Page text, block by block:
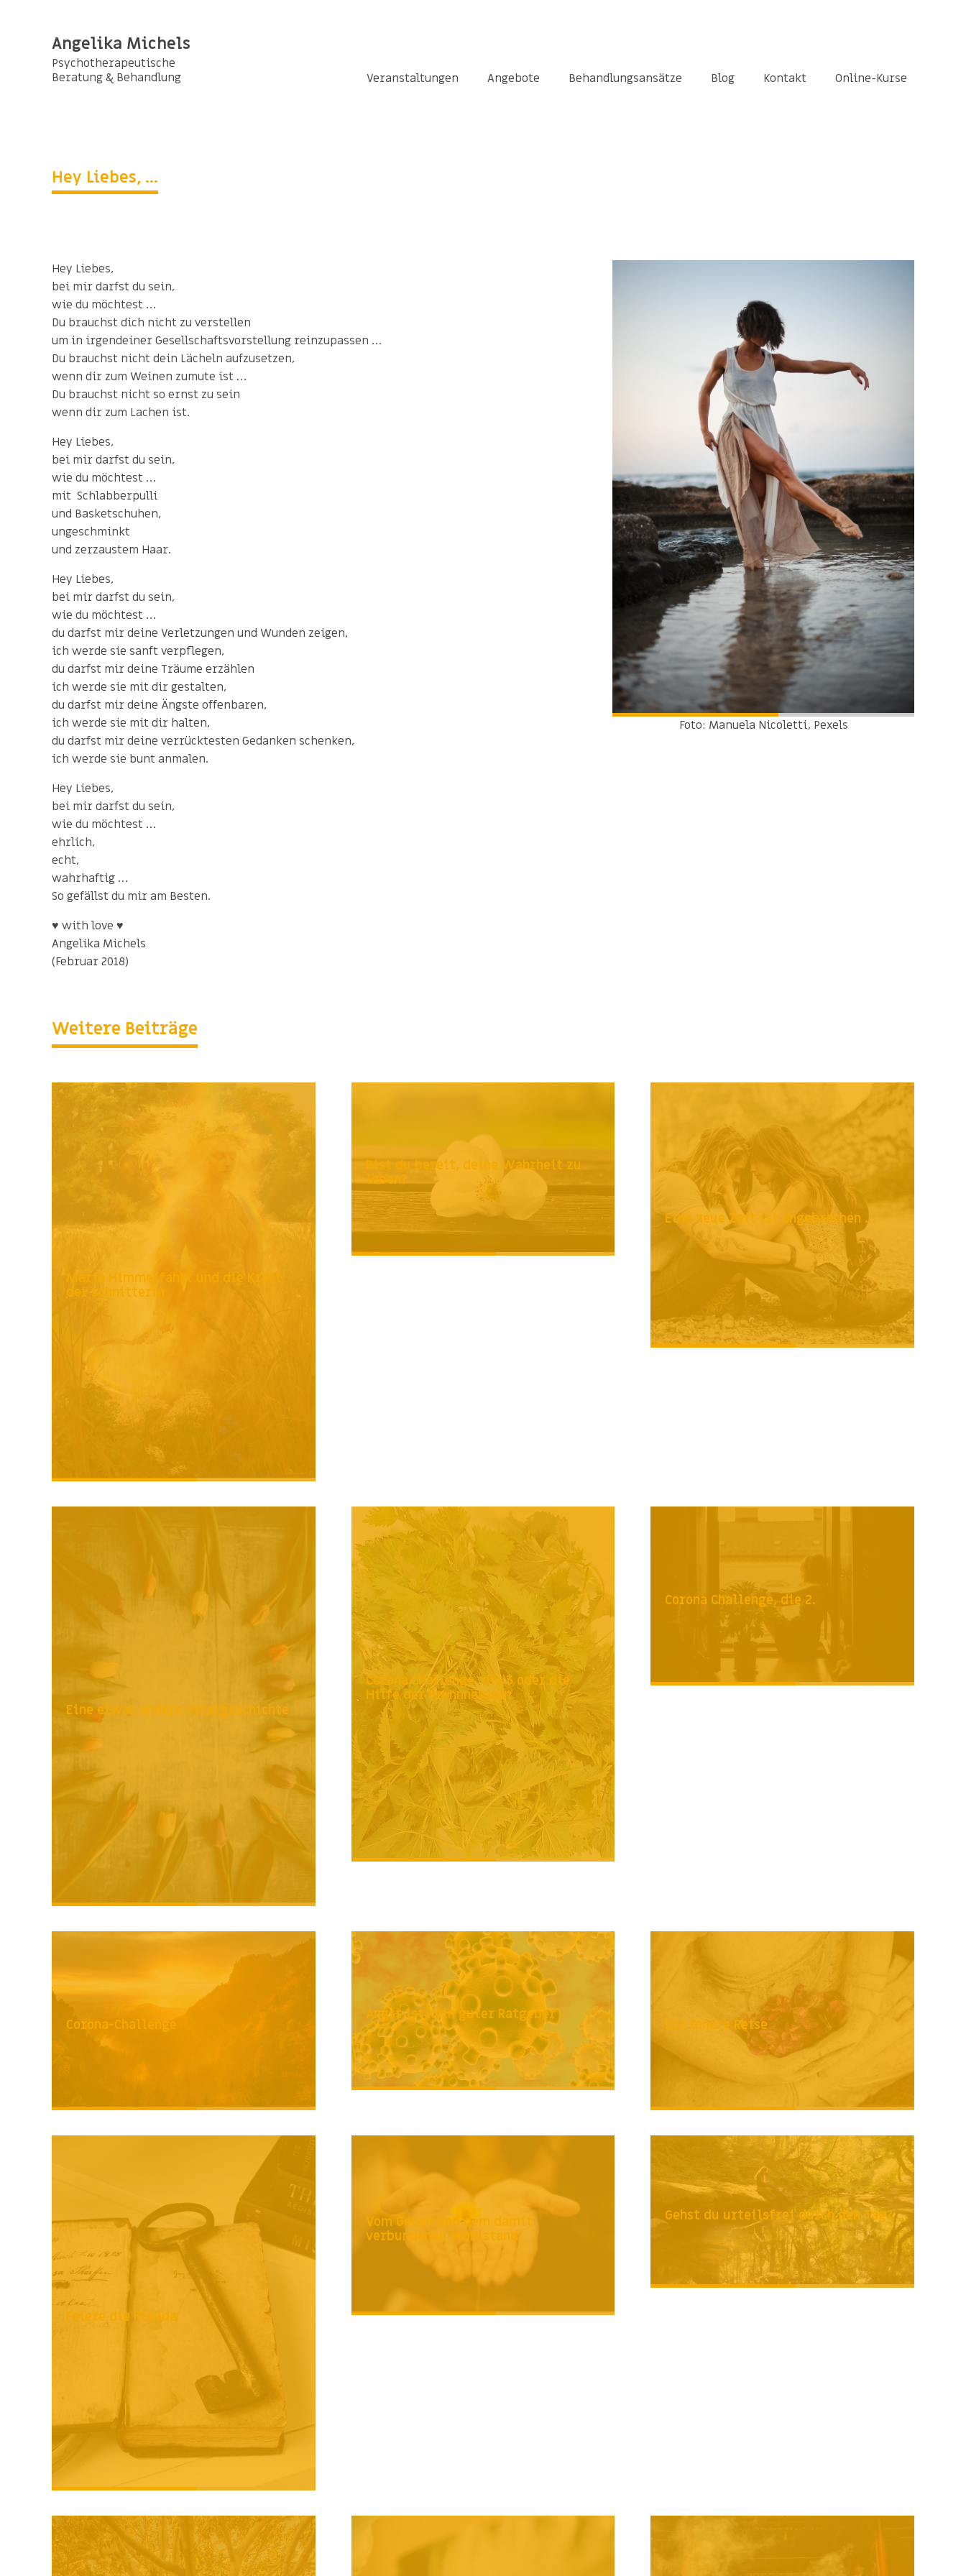
Angelika Michels
Psychotherapeutische
Beratung & Behandlung
Veranstaltungen Angebote Behandlungsansätze Blog Kontakt Online-Kurse
Hey Liebes, ...
Foto: Manuela Nicoletti, Pexels
Hey Liebes,
bei mir darfst du sein,
wie du möchtest …
Du brauchst dich nicht zu verstellen
um in irgendeiner Gesellschaftsvorstellung reinzupassen …
Du brauchst nicht dein Lächeln aufzusetzen,
wenn dir zum Weinen zumute ist …
Du brauchst nicht so ernst zu sein
wenn dir zum Lachen ist.
Hey Liebes,
bei mir darfst du sein,
wie du möchtest …
mit Schlabberpulli
und Basketschuhen,
ungeschminkt
und zerzaustem Haar.
Hey Liebes,
bei mir darfst du sein,
wie du möchtest …
du darfst mir deine Verletzungen und Wunden zeigen,
ich werde sie sanft verpflegen,
du darfst mir deine Träume erzählen
ich werde sie mit dir gestalten,
du darfst mir deine Ängste offenbaren,
ich werde sie mit dir halten,
du darfst mir deine verrücktesten Gedanken schenken,
ich werde sie bunt anmalen.
Hey Liebes,
bei mir darfst du sein,
wie du möchtest …
ehrlich,
echt,
wahrhaftig …
So gefällst du mir am Besten.
♥ with love ♥
Angelika Michels
(Februar 2018)
Weitere Beiträge
Maria Himmelfahrt und die Kraft
der Schnitterin
Bist du bereit, deine Wahrheit zu
leben?
Eine neue Zeit ist angebrochen ...
Eine etwas andere Ostergeschichte
Corona Challenge, die 3 oder die
Hilfe der Brennnesseln
Corona Challenge, die 2.
Corona-Challenge
Angst ist kein guter Ratgeber
Die innere Reise
Feiere die Freude
Vom Geben und dem damit
verbundenen Wohlstand
Gehst du urteilsfrei durch den Tag?